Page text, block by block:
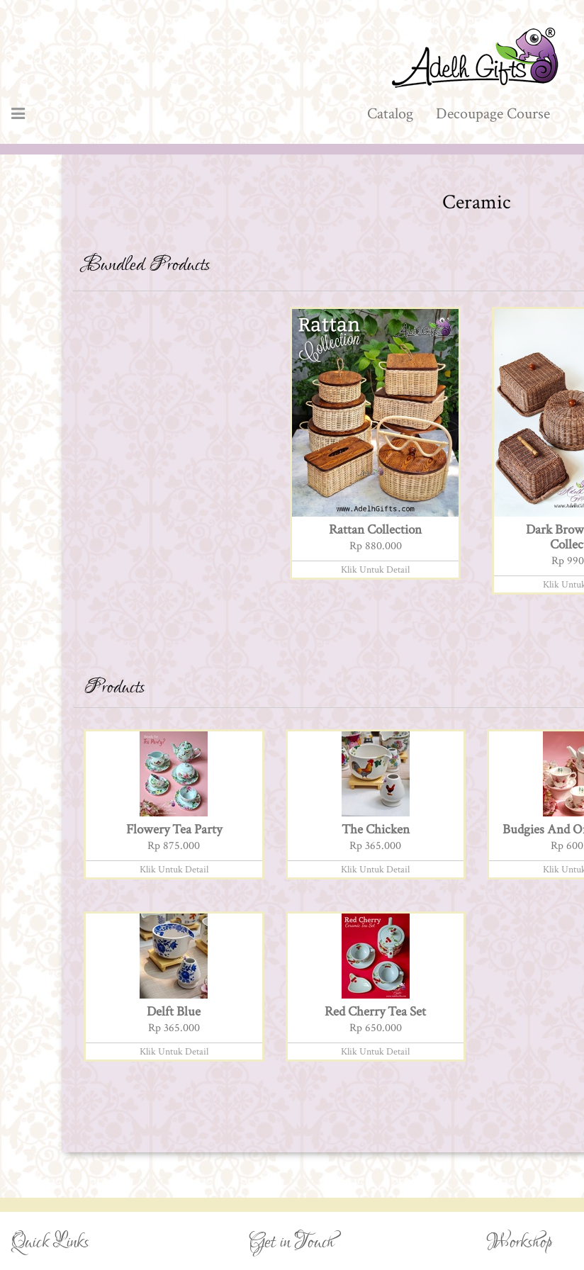
Catalog Decoupage Course
Ceramic
Bundled Products
Rattan Collection
Rp 880.000
Klik Untuk Detail
Dark
Rp
Klik
Products
Flowery Tea Party
Rp 875.000
Klik Untuk Detail
The Chicken
Rp 365.000
Klik Untuk Detail
Budgies And
Rp
Klik
Delft Blue
Rp 365.000
Klik Untuk Detail
Red Cherry Tea Set
Rp 650.000
Klik Untuk Detail
Quick Links Get in Touch Workshop